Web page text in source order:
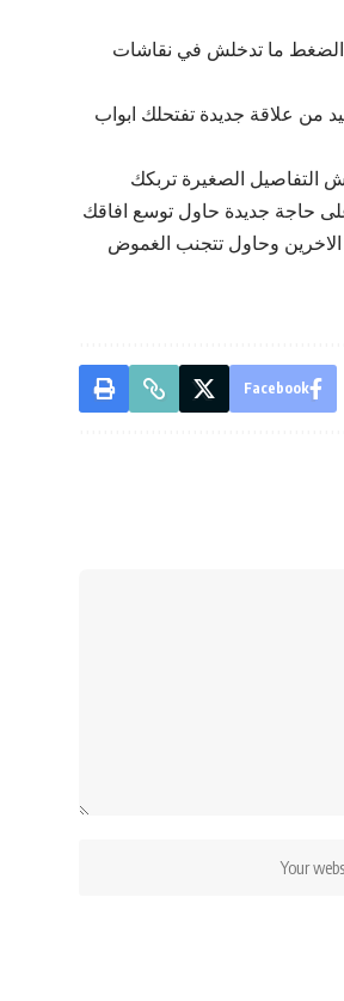
الضغط ما تدخلش في نقاشات
من علاقة جديدة تفتحلك ابواب
التفاصيل الصغيرة تربكك
حاجة جديدة حاول توسع افاقك
وحاول تتجنب الغموض
Facebook